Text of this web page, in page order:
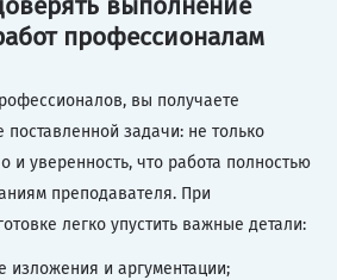
выполнение
профессионалам
вы получаете
задачи: не только
и уверенность, что работа полностью
преподавателя. При
легко упустить важные детали:
изложения и аргументации;